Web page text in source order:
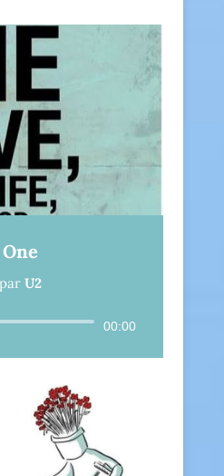
One
parU2
Lecteur
00:00